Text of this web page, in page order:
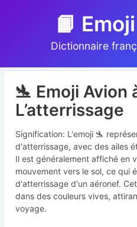
📙
Dictionnaire
🛬 Emoji Avion
L’atterrissage
Signification: L'emoji 🛬
d'atterrissage, avec des ailes
Il est généralement affiché en
mouvement vers le sol, ce qui
d'atterrissage d'un aéronef.
dans des couleurs vives,
voyage.